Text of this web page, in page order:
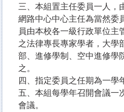
三、本組置主任委員一人，
網路中心中心主任為當然委
員由本校各一級行政單位主
之法律專長專家學者，大學
部、進修學制、空中進修學
之。
四、指定委員之任期為一學
五、本組每學年召開會議一
會議。